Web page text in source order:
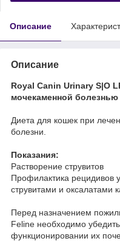
Описание
Описание
Royal Canin Urinary S|O
мочекаменной болезнью
Диета для кошек при
болезни.
Показания:
Растворение струвитов
Профилактика рецидивов
струвитами и оксалатами
Перед назначением
Feline необходимо
функционировании их